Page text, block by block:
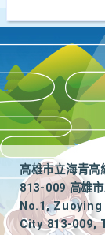
高雄市立海青高
813-009 高雄
No.1,
City 813-009,